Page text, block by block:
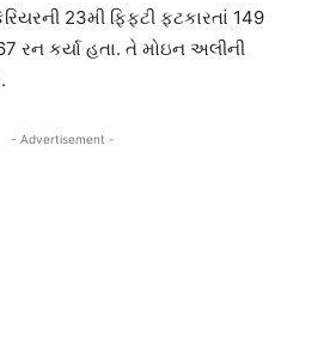
23મી ફિફટી ફટકારતાં 149
રન કર્યા હતા. તે મોઇન અલીની
- Advertisement -